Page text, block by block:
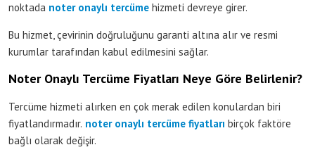
noktada noter onaylı tercüme hizmeti devreye girer.
Bu hizmet, çevirinin doğruluğunu garanti altına alır ve resmi
kurumlar tarafından kabul edilmesini sağlar.
Noter Onaylı Tercüme Fiyatları Neye Göre Belirlenir?
Tercüme hizmeti alırken en çok merak edilen konulardan biri
fiyatlandırmadır. noter onaylı tercüme fiyatları birçok faktöre
bağlı olarak değişir.